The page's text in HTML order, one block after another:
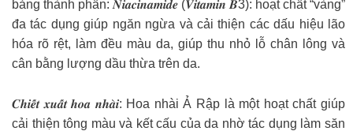
bảng thành phần: 𝑵𝒊𝒂𝒄𝒊𝒏𝒂𝒎𝒊𝒅𝒆 (𝑽𝒊𝒕𝒂𝒎𝒊𝒏 𝑩3): hoạt chất “vàng”
đa tác dụng giúp ngăn ngừa và cải thiện các dấu hiệu lão
hóa rõ rệt, làm đều màu da, giúp thu nhỏ lỗ chân lông và
cân bằng lượng dầu thừa trên da.
𝑪𝒉𝒊𝒆̂́𝒕 𝒙𝒖𝒂̂́𝒕 𝒉𝒐𝒂 𝒏𝒉𝒂̀𝒊: Hoa nhài Ả Rập là một hoạt chất giúp
cải thiện tông màu và kết cấu của da nhờ tác dụng làm săn